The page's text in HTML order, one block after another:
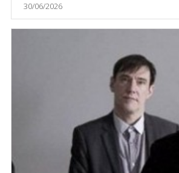
30/06/2026